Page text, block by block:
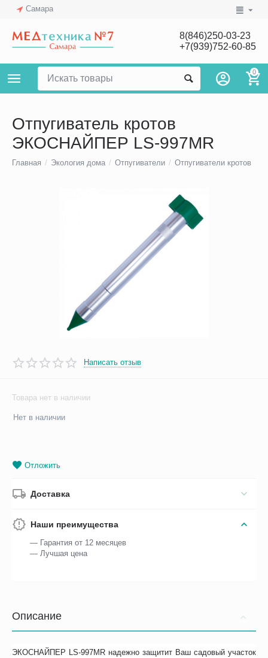
Самара
8(846)250-03-23
+7(939)752-60-85
0
Отпугиватель кротов
ЭКОСНАЙПЕР LS-997MR
Главная / Экология дома / Отпугиватели / Отпугиватели кротов
Написать отзыв
Товара нет в наличии
Нет в наличии
Отложить
Доставка
Наши преимущества
— Гарантия от 12 месяцев
— Лучшая цена
Описание
ЭКОСНАЙПЕР LS-997MR надежно защитит Ваш садовый участок